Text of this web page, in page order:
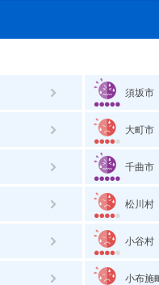
須坂市
大町市
千曲市
松川村
小谷村
小布施